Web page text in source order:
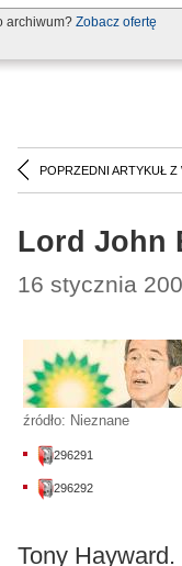
archiwum? Zobacz ofertę
POPRZEDNI ARTYKUŁ Z
Lord John
16 stycznia
źródło: Nieznane
296291
296292
Tony Hayward.